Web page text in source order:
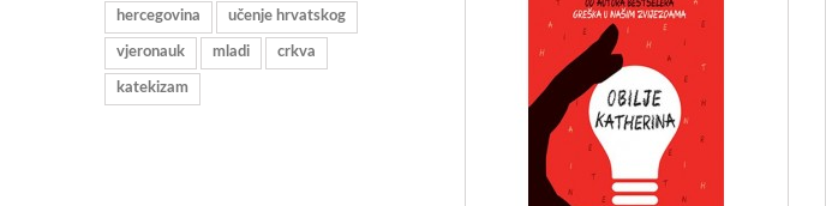
hercegovina učenje hrvatskog
vjeronauk mladi crkva
katekizam